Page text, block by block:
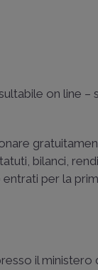
on line –
bilanci,
entrati per la
il ministero